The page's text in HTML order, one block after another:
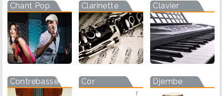
Chant Pop Clarinette Clavier
Contrebasse Cor Djembe